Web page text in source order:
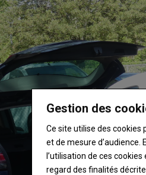
Gestion des
Ce site utilise des
et de mesure d’audience.
l’utilisation de ces
regard des finalités